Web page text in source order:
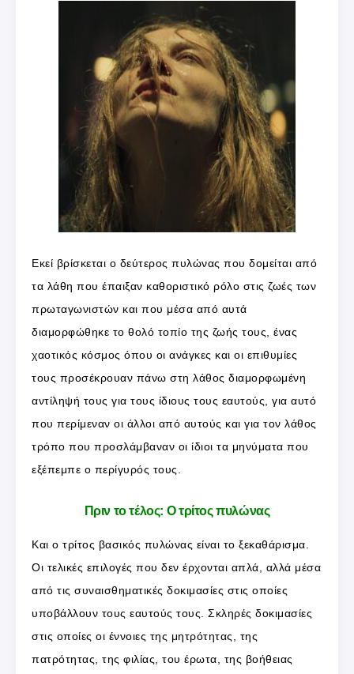
Εκεί βρίσκεται ο δεύτερος πυλώνας που δομείται από
τα λάθη που έπαιξαν καθοριστικό ρόλο στις ζωές των
πρωταγωνιστών και που μέσα από αυτά
διαμορφώθηκε το θολό τοπίο της ζωής τους, ένας
χαοτικός κόσμος όπου οι ανάγκες και οι επιθυμίες
τους προσέκρουαν πάνω στη λάθος διαμορφωμένη
αντίληψή τους για τους ίδιους τους εαυτούς, για αυτό
που περίμεναν οι άλλοι από αυτούς και για τον λάθος
τρόπο που προσλάμβαναν οι ίδιοι τα μηνύματα που
εξέπεμπε ο περίγυρός τους.
Πριν το τέλος: Ο τρίτος πυλώνας
Και ο τρίτος βασικός πυλώνας είναι το ξεκαθάρισμα.
Οι τελικές επιλογές που δεν έρχονται απλά, αλλά μέσα
από τις συναισθηματικές δοκιμασίες στις οποίες
υποβάλλουν τους εαυτούς τους. Σκληρές δοκιμασίες
στις οποίες οι έννοιες της μητρότητας, της
πατρότητας, της φιλίας, του έρωτα, της βοήθειας